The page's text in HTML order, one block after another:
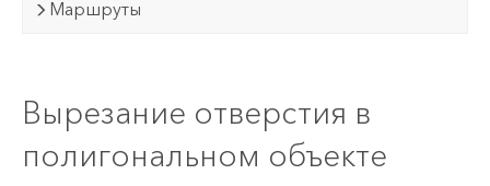
Маршруты
Вырезание отверстия в
полигональном объекте